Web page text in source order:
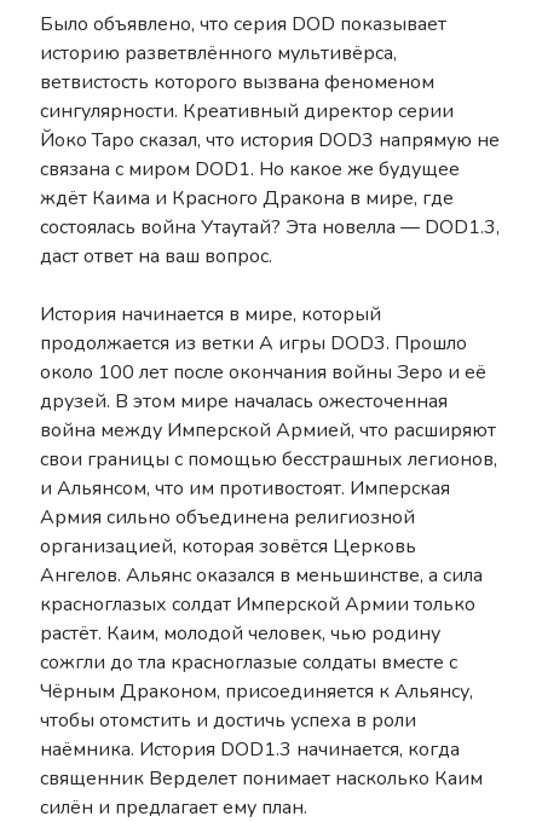
nier remaster Novel OST
reincarnation Scans
Shelfhentai SINoALICE
Stage Play Terra Battle Theory
Thou Shalt Not Die Trailer Tweets
Voice of Cards Yoko Taro
YoRHa Yukiko Yokoo
Рубрики
LORE
NieR: Automata General
Reincarnation
Replicant V1.22
SINoALICE
Tweets
Донаты
Поддержать можно здесь
Было объявлено, что серия DOD показывает
историю разветвлённого мультивёрса,
ветвистость которого вызвана феноменом
сингулярности. Креативный директор серии
Йоко Таро сказал, что история DOD3 напрямую не
связана с миром DOD1. Но какое же будущее
ждёт Каима и Красного Дракона в мире, где
состоялась война Утаутай? Эта новелла — DOD1.3,
даст ответ на ваш вопрос.
История начинается в мире, который
продолжается из ветки А игры DOD3. Прошло
около 100 лет после окончания войны Зеро и её
друзей. В этом мире началась ожесточенная
война между Имперской Армией, что расширяют
свои границы с помощью бесстрашных легионов,
и Альянсом, что им противостоят. Имперская
Армия сильно объединена религиозной
организацией, которая зовётся Церковь
Ангелов. Альянс оказался в меньшинстве, а сила
красноглазых солдат Имперской Армии только
растёт. Каим, молодой человек, чью родину
сожгли до тла красноглазые солдаты вместе с
Чёрным Драконом, присоединяется к Альянсу,
чтобы отомстить и достичь успеха в роли
наёмника. История DOD1.3 начинается, когда
священник Верделет понимает насколько Каим
силён и предлагает ему план.